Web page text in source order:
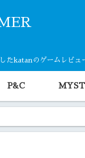
たkatanのゲームレビュ
P&C MYST